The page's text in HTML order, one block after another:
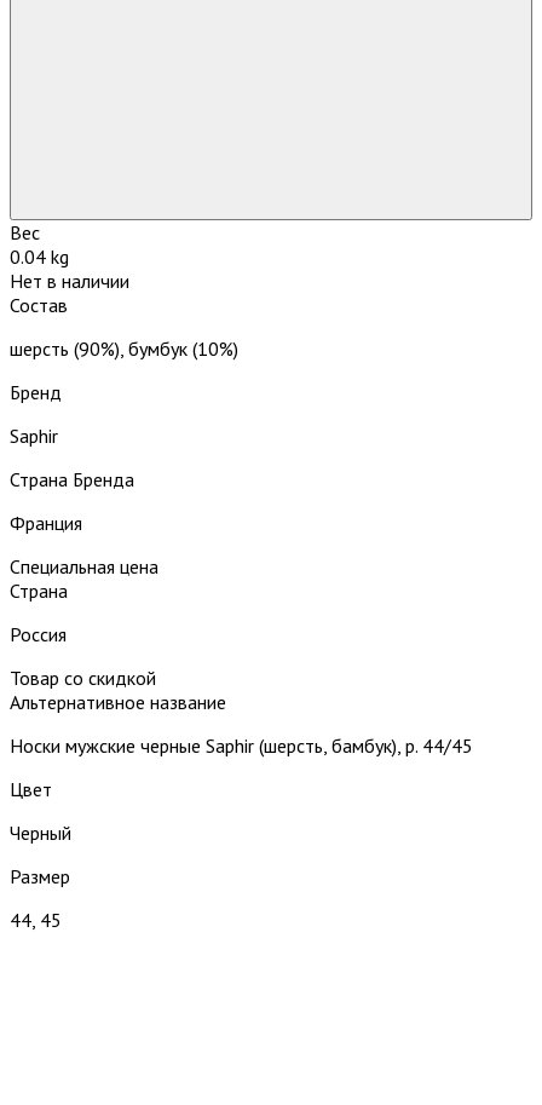
Вес
0.04 kg
Нет в наличии
Состав
шерсть (90%), бумбук (10%)
Бренд
Saphir
Страна Бренда
Франция
Специальная цена
Страна
Россия
Товар со скидкой
Альтернативное название
Носки мужские черные Saphir (шерсть, бамбук), р. 44/45
Цвет
Черный
Размер
44, 45